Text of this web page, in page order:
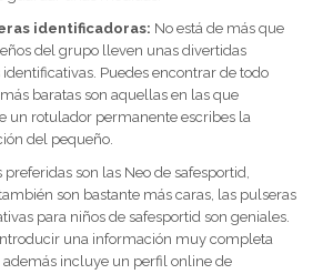
identificadoras: No está de más que
del grupo lleven unas divertidas
identificativas. Puedes encontrar de todo
baratas son aquellas en las que
un rotulador permanente escribes la
del pequeño.
preferidas son las Neo de safesportid,
son bastante más caras, las pulseras
para niños de safesportid son geniales.
una información muy completa
además incluye un perfil online de